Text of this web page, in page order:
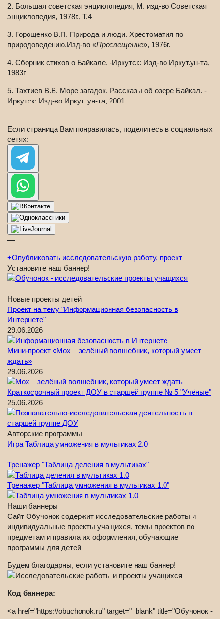
2. Большая советская энциклопедия, M. изд-во Советская
энциклопедия, 1978г., Т.4
3. Горощенко В.П. Природа и люди. Хрестоматия по
природоведению.Изд-во «Просвещение», 1976г.
4. Сборник стихов о Байкале. -Иркутск: Изд-во Иркут.ун-та,
1983г
5. Тахтиев В.В. Море загадок. Рассказы об озере Байкал. -
Иркутск: Изд-во Иркут. ун-та, 2001
Если страница Вам понравилась, поделитесь в социальных
сетях:
—
+Опубликовать исследовательскую работу, проект
Установите наш баннер!
Новые проекты детей
Проект на тему "Информационная безопасность в
Интернете"
29.06.2026
Мини-проект «Мох – зелёный волшебник, который умеет
ждать»
29.06.2026
Краткосрочный проект ДОУ в старшей группе № 5 "Учёные"
25.06.2026
Авторские программы
Игра Таблица умножения в мультиках 2.0
Тренажер "Таблица деления в мультиках"
Тренажер "Таблица умножения в мультиках 1.0"
Наши баннеры
Сайт Обучонок содержит исследовательские работы и
индивидуальные проекты учащихся, темы проектов по
предметам и правила их оформления, обучающие
программы для детей.
Будем благодарны, если установите наш баннер!
Код баннера:
<a href="https://obuchonok.ru" target="_blank" title="Обучонок -